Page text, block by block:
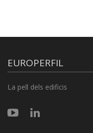
EUROPERFIL
La pell dels edificis